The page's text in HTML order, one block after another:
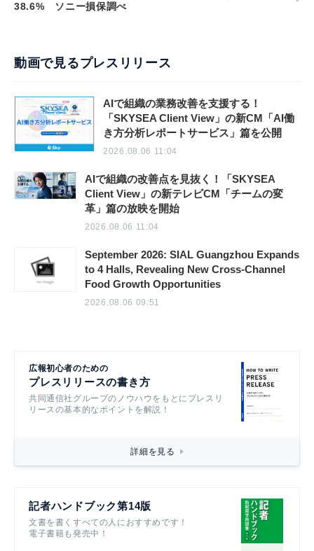
38.6% ソニー損保調べ
動画で見るプレスリリース
AIで組織の業務改善を支援する！
「SKYSEA Client View」の新CM「AI働
き方分析レポートサービス」篇を公開
2026.08.06 11:04
AIで組織の改善点を見抜く！「SKYSEA
Client View」の新テレビCM「チームの変
革」篇の放映を開始
2026.08.06 11:04
September 2026: SIAL Guangzhou Expands
to 4 Halls, Revealing New Cross-Channel
Food Growth Opportunities
2026.08.06 09:51
広報初心者のための
プレスリリースの書き方
共同通信社グループのノウハウをもとにプレスリ
リースの基本的なポイントを解説！
詳細を見る
記者ハンドブック第14版
文書を書くすべての人におすすめです！
電子書籍も発売中！